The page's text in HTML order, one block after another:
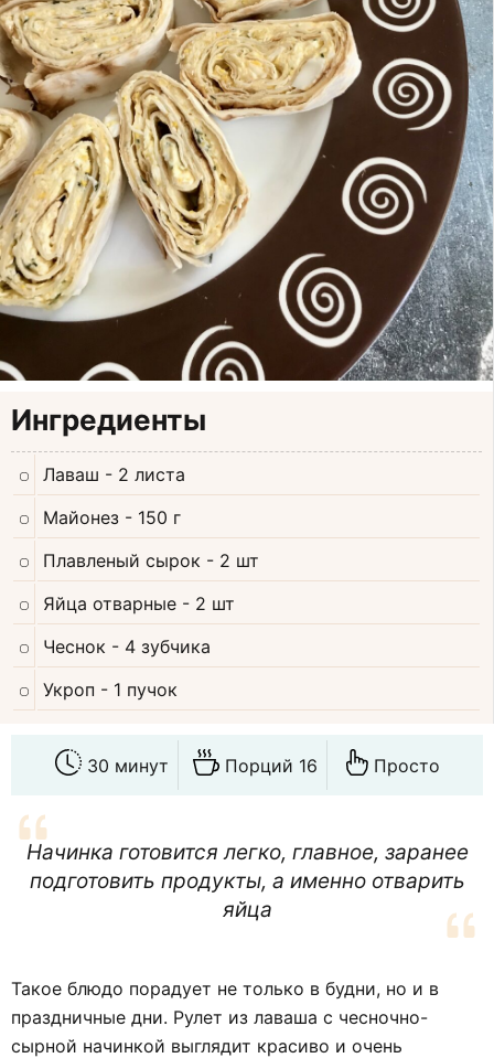
Ингредиенты
Лаваш - 2 листа
Майонез - 150 г
Плавленый сырок - 2 шт
Яйца отварные - 2 шт
Чеснок - 4 зубчика
Укроп - 1 пучок
30 минут Порций 16 Просто
Начинка готовится легко, главное, заранее
подготовить продукты, а именно отварить
яйца
Такое блюдо порадует не только в будни, но и в
праздничные дни. Рулет из лаваша с чесночно-
сырной начинкой выглядит красиво и очень